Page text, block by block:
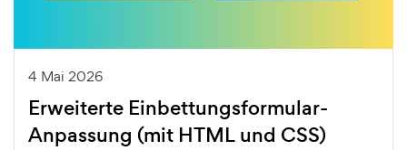
4 Mai 2026
Erweiterte Einbettungsformular-
Anpassung (mit HTML und CSS)